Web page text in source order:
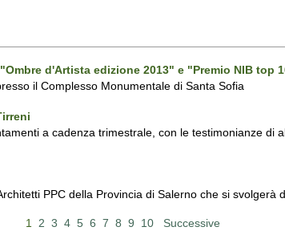
d'Artista edizione 2013" e "Premio NIB top
il Complesso Monumentale di Santa Sofia
a cadenza trimestrale, con le testimonianze di
PPC della Provincia di Salerno che si svolgerà
1 2 3 4 5 6 7 8 9 10 Successive